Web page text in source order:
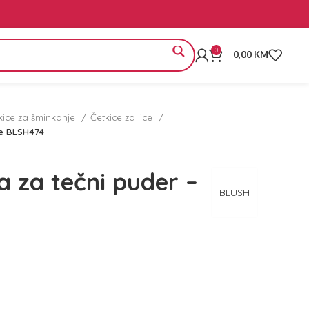
0 0,00 KM
za šminkanje
Četkice za lice
BLSH474
BLUSH
za tečni puder –